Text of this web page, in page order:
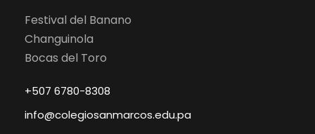
Festival del Banano
Changuinola
Bocas del Toro
+507 6780-8308
info@colegiosanmarcos.edu.pa